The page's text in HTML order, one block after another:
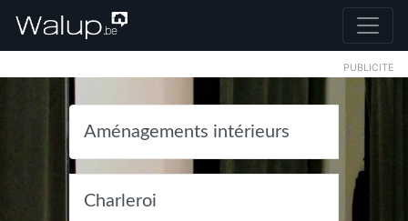
PUBLICITE